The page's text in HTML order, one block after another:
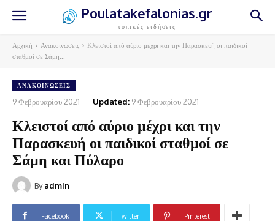
Poulatakefalonias.gr
τοπικές ειδήσεις
Αρχική Ανακοινώσεις
Κλειστοί από αύριο μέχρι και την Παρασκευή οι παιδικοί
σταθμοί σε Σάμη...
ΑΝΑΚΟΙΝΏΣΕΙΣ
9 Φεβρουαρίου 2021 Updated: 9 Φεβρουαρίου 2021
Κλειστοί από αύριο μέχρι και την
Παρασκευή οι παιδικοί σταθμοί σε
Σάμη και Πύλαρο
By admin
Facebook Twitter Pinterest